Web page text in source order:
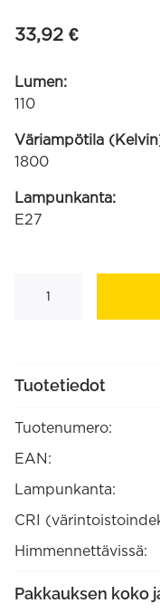
33,92 €
Lumen:
110
Väriampötila
1800
Lampunkanta:
E27
harmaa
1800K
määrä
Tuotetiedot
Tuotenumero:
EAN:
Lampunkanta:
CRI
Himmennettävissä:
Pakkauksen koko